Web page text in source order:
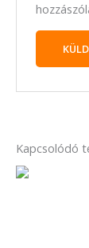
Kapcsolódó